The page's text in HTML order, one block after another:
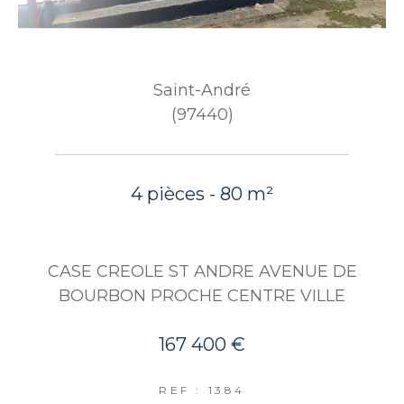
Saint-André
(97440)
4 pièces - 80 m²
CASE CREOLE ST ANDRE AVENUE DE
BOURBON PROCHE CENTRE VILLE
167 400 €
REF : 1384